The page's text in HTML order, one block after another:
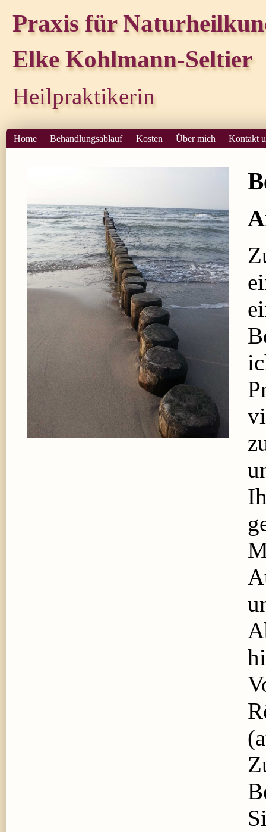
Praxis für
Elke Kohlmann-Seltier
Heilpraktikerin
Home Behandlungsablauf Kosten Über mich Kontakt